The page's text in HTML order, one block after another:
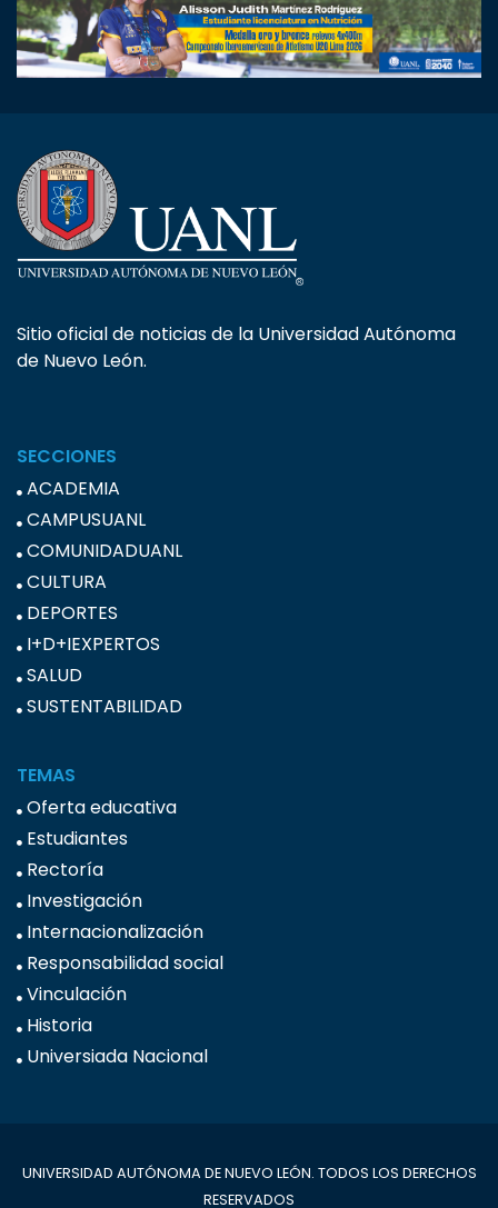
Sitio oficial de noticias de la Universidad Autónoma
de Nuevo León.
SECCIONES
ACADEMIA
CAMPUSUANL
COMUNIDADUANL
CULTURA
DEPORTES
I+D+IEXPERTOS
SALUD
SUSTENTABILIDAD
TEMAS
Oferta educativa
Estudiantes
Rectoría
Investigación
Internacionalización
Responsabilidad social
Vinculación
Historia
Universiada Nacional
UNIVERSIDAD AUTÓNOMA DE NUEVO LEÓN. TODOS LOS DERECHOS
RESERVADOS